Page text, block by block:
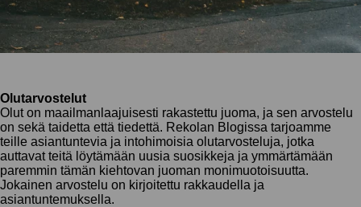
Olutarvostelut
Olut on maailmanlaajuisesti rakastettu juoma, ja sen arvostelu
on sekä taidetta että tiedettä. Rekolan Blogissa tarjoamme
teille asiantuntevia ja intohimoisia olutarvosteluja, jotka
auttavat teitä löytämään uusia suosikkeja ja ymmärtämään
paremmin tämän kiehtovan juoman monimuotoisuutta.
Jokainen arvostelu on kirjoitettu rakkaudella ja
asiantuntemuksella.